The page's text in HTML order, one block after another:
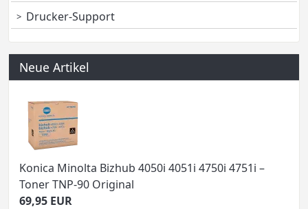
Drucker-Support
Neue Artikel
Konica Minolta Bizhub 4050i 4051i 4750i 4751i –
Toner TNP-90 Original
69,95 EUR